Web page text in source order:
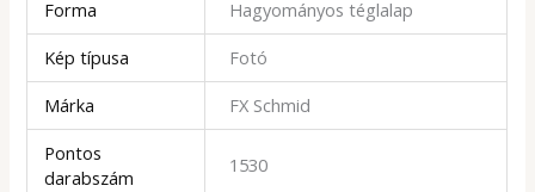
Forma
Hagyományos téglalap
Kép típusa
Fotó
Márka
FX Schmid
Pontos
darabszám
1530